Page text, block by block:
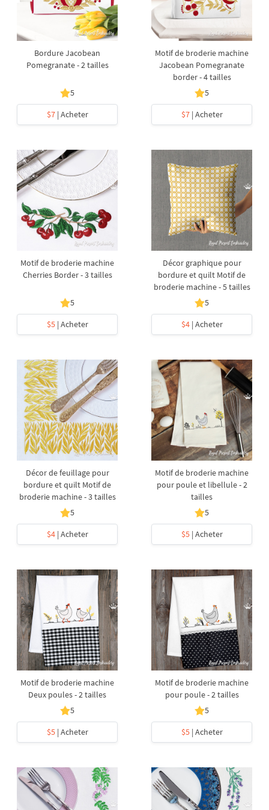
Bordure Jacobean
Pomegranate - 2 tailles
5
$7| Acheter
Motif de broderie machine
Jacobean Pomegranate
border - 4 tailles
5
$7| Acheter
Motif de broderie machine
Cherries Border - 3 tailles
5
$5| Acheter
Décor graphique pour
bordure et quilt Motif de
broderie machine - 5 tailles
5
$4| Acheter
Décor de feuillage pour
bordure et quilt Motif de
broderie machine - 3 tailles
5
$4| Acheter
Motif de broderie machine
pour poule et libellule - 2
tailles
5
$5| Acheter
Motif de broderie machine
Deux poules - 2 tailles
5
$5| Acheter
Motif de broderie machine
pour poule - 2 tailles
5
$5| Acheter